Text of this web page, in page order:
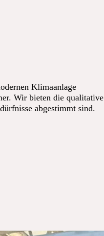
Klimaanlage
Wir bieten die qualitative
abgestimmt sind.